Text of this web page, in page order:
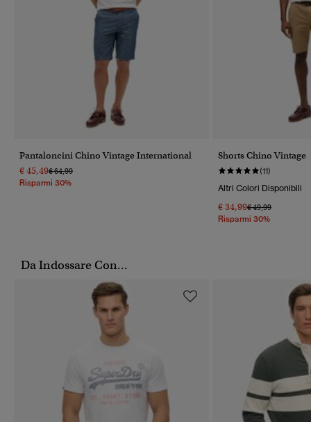
Pantaloncini Chino Vintage International
€ 45,49Prezzo Ridotto Da
€ 64,99A
Risparmi 30%
Shorts Chino Vintage
(11)
Altri Colori Disponibili
€ 34,99Prezzo Ridotto Da
€ 49,99A
Risparmi 30%
Da Indossare Con...